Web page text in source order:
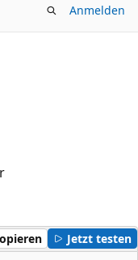
Anmelden
Jetzt testen